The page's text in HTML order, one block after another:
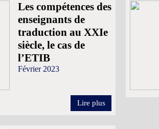
Les compétences des
enseignants de
traduction au XXIe
siècle, le cas de
l’ETIB
Février 2023
Lire plus